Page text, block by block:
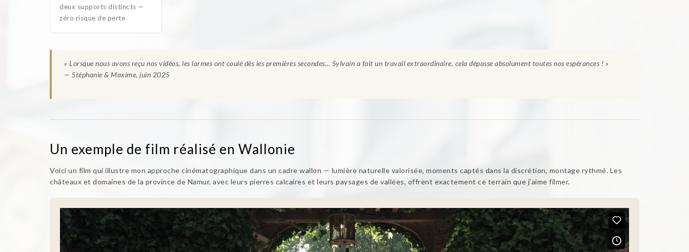
deux supports distincts —
zéro risque de perte
« Lorsque nous avons reçu nos vidéos, les larmes ont coulé dès les premières secondes… Sylvain a fait un travail extraordinaire, cela dépasse absolument toutes nos espérances ! »
— Stéphanie & Maxime, juin 2025
Un exemple de film réalisé en Wallonie
Voici un film qui illustre mon approche cinématographique dans un cadre wallon — lumière naturelle valorisée, moments captés dans la discrétion, montage rythmé. Les
châteaux et domaines de la province de Namur, avec leurs pierres calcaires et leurs paysages de vallées, offrent exactement ce terrain que j’aime filmer.